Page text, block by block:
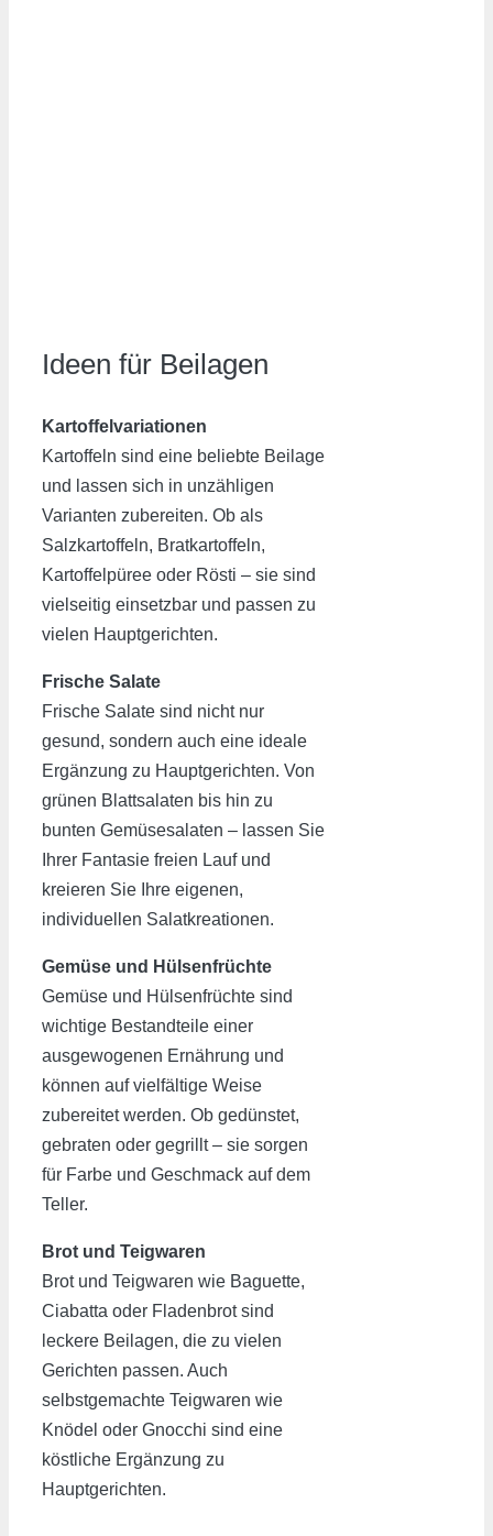
Ideen für Beilagen
Kartoffelvariationen
Kartoffeln sind eine beliebte Beilage
und lassen sich in unzähligen
Varianten zubereiten. Ob als
Salzkartoffeln, Bratkartoffeln,
Kartoffelpüree oder Rösti – sie sind
vielseitig einsetzbar und passen zu
vielen Hauptgerichten.
Frische Salate
Frische Salate sind nicht nur
gesund, sondern auch eine ideale
Ergänzung zu Hauptgerichten. Von
grünen Blattsalaten bis hin zu
bunten Gemüsesalaten – lassen Sie
Ihrer Fantasie freien Lauf und
kreieren Sie Ihre eigenen,
individuellen Salatkreationen.
Gemüse und Hülsenfrüchte
Gemüse und Hülsenfrüchte sind
wichtige Bestandteile einer
ausgewogenen Ernährung und
können auf vielfältige Weise
zubereitet werden. Ob gedünstet,
gebraten oder gegrillt – sie sorgen
für Farbe und Geschmack auf dem
Teller.
Brot und Teigwaren
Brot und Teigwaren wie Baguette,
Ciabatta oder Fladenbrot sind
leckere Beilagen, die zu vielen
Gerichten passen. Auch
selbstgemachte Teigwaren wie
Knödel oder Gnocchi sind eine
köstliche Ergänzung zu
Hauptgerichten.